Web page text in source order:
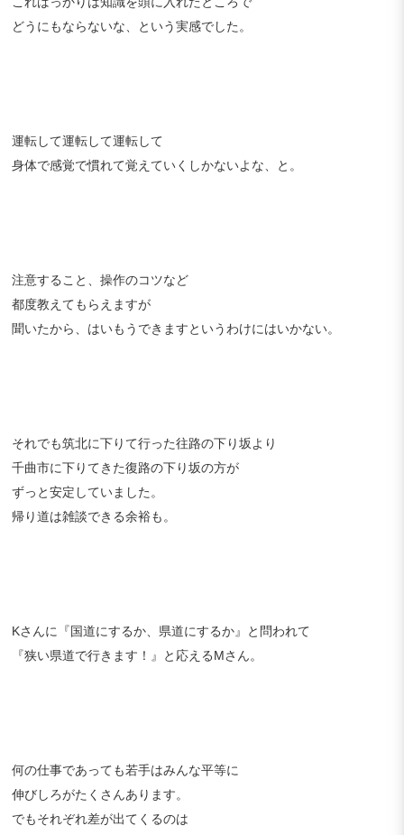
どうにもならないな、という実感でした。
運転して運転して運転して
身体で感覚で慣れて覚えていくしかないよな、と。
注意すること、操作のコツなど
都度教えてもらえますが
聞いたから、はいもうできますというわけにはいかない。
それでも筑北に下りて行った往路の下り坂より
千曲市に下りてきた復路の下り坂の方が
ずっと安定していました。
帰り道は雑談できる余裕も。
Kさんに『国道にするか、県道にするか』と問われて
『狭い県道で行きます！』と応えるMさん。
何の仕事であっても若手はみんな平等に
伸びしろがたくさんあります。
でもそれぞれ差が出てくるのは